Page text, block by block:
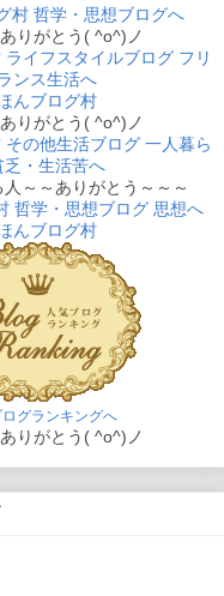
りがとう( ^o^)ノ
んブログ村
りがとう( ^o^)ノ
～～ありがとう～～～
んブログ村
ログランキングへ
りがとう( ^o^)ノ